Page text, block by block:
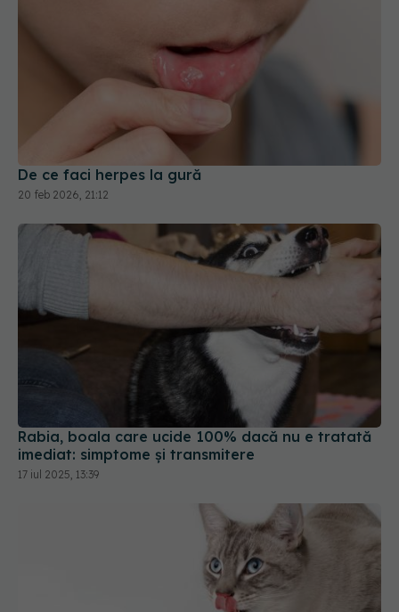
De ce faci herpes la gură
20 feb 2026, 21:12
Rabia, boala care ucide 100% dacă nu e tratată
imediat: simptome și transmitere
17 iul 2025, 13:39